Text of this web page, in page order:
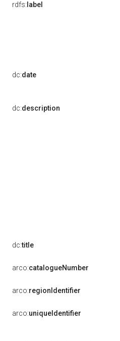
rdfs: label
dc:date
dc:description
dc:title
arco:catalogueNumber
arco:regionIdentifier
arco:uniqueIdentifier